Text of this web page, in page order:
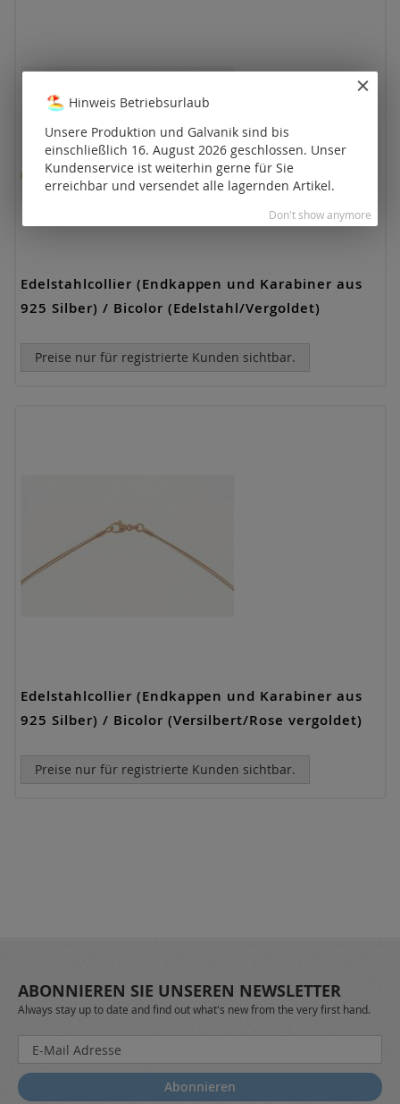
Edelstahlcollier (Endkappen und Karabiner aus
925 Silber) / Bicolor (Edelstahl/Vergoldet)
Preise nur für registrierte Kunden sichtbar.
Edelstahlcollier (Endkappen und Karabiner aus
925 Silber) / Bicolor (Versilbert/Rose vergoldet)
Preise nur für registrierte Kunden sichtbar.
ABONNIEREN SIE UNSEREN NEWSLETTER
Always stay up to date and find out what's new from the very first hand.
Melden
Sie
sich
für
Abonnieren
Hinweis Betriebsurlaub
Unsere Produktion und Galvanik sind bis
einschließlich 16. August 2026 geschlossen. Unser
Kundenservice ist weiterhin gerne für Sie
erreichbar und versendet alle lagernden Artikel.
Don't show anymore